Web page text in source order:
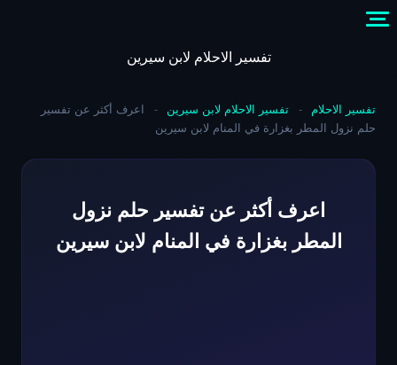
content
تفسير الاحلام لابن سيرين
تفسير الاحلام - تفسير الاحلام لابن سيرين -
اعرف أكثر عن تفسير
حلم نزول المطر بغزارة في المنام لابن سيرين
اعرف أكثر عن تفسير حلم نزول
المطر بغزارة في المنام لابن سيرين